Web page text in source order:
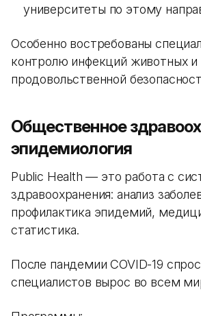
университеты по этому
Особенно востребованы
контролю инфекций животных и
продовольственной
Общественное
эпидемиология
Public Health — это работа с
здравоохранения: анализ
профилактика эпидемий,
статистика.
После пандемии COVID-19
специалистов вырос во всем